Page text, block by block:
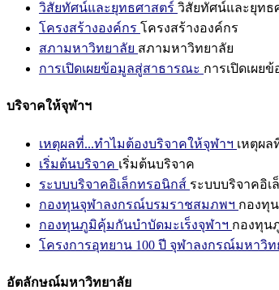
วิสัยทัศน์และยุทธศาสตร์ วิสัยทัศน์และยุทธ
โครงสร้างองค์กร โครงสร้างองค์กร
สภามหาวิทยาลัย สภามหาวิทยาลัย
การเปิดเผยข้อมูลสู่สาธารณะ การเปิดเผย
บริจาคให้จุฬาฯ
เหตุผลที่...ทำไมต้องบริจาคให้จุฬาฯ เหตุผล
เริ่มต้นบริจาค เริ่มต้นบริจาค
ระบบบริจาคอิเล็กทรอนิกส์ ระบบบริจาคอิ
กองทุนจุฬาลงกรณ์บรมราชสมภพฯ กองทุ
กองทุนภูมิคุ้มกันบำบัดมะเร็งจุฬาฯ กองทุน
โครงการอุทยาน 100 ปี จุฬาลงกรณ์มหาวิท
อัตลักษณ์มหาวิทยาลัย